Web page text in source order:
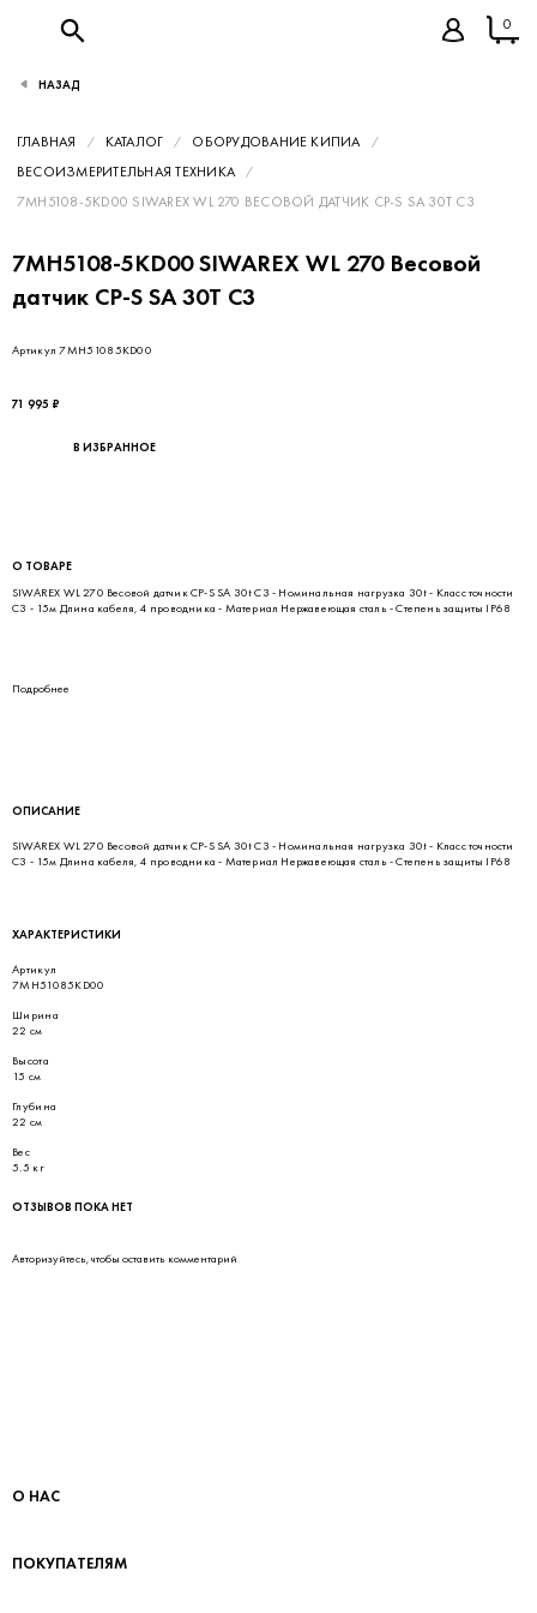
0
ГЛАВНАЯ КАТАЛОГ
ОБОРУДОВАНИЕ КИПИА
ВЕСОИЗМЕРИТЕЛЬНАЯ ТЕХНИКА
7MH5108-5KD00 SIWAREX WL 270 ВЕСОВОЙ ДАТЧИК CP-S SA 30T C3
7MH5108-5KD00 SIWAREX WL 270 Весовой
датчик CP-S SA 30T C3
Артикул 7MH51085KD00
71 995 ₽
В ИЗБРАННОЕ
О ТОВАРЕ
SIWAREX WL 270 Весовой датчик CP-S SA 30t C3 - Номинальная нагрузка 30t - Класс точности
C3 - 15м Длина кабеля, 4 проводника - Материал Нержавеющая сталь - Степень защиты IP68
Подробнее
ОПИСАНИЕ
SIWAREX WL 270 Весовой датчик CP-S SA 30t C3 - Номинальная нагрузка 30t - Класс точности
C3 - 15м Длина кабеля, 4 проводника - Материал Нержавеющая сталь - Степень защиты IP68
ХАРАКТЕРИСТИКИ
Артикул
7MH51085KD00
Ширина
22 см
Высота
15 см
Глубина
22 см
Вес
5.5 кг
ОТЗЫВОВ ПОКА НЕТ
Авторизуйтесь, чтобы оставить комментарий
О НАС
ПОКУПАТЕЛЯМ
НАЗАД